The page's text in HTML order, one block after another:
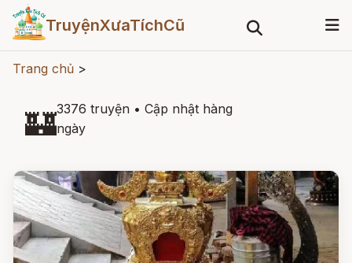
TruyệnXưaTíchCũ
Trang chủ >
🏰3376 truyện • Cập nhật hàng
ngày